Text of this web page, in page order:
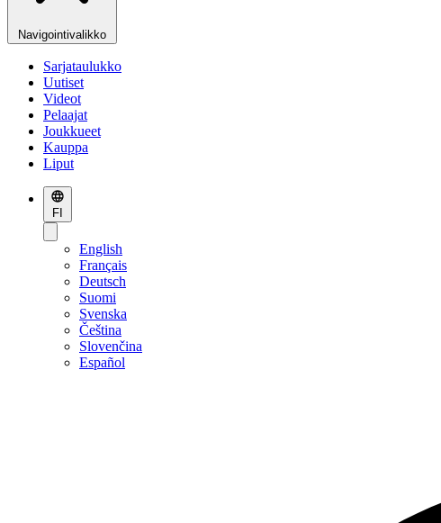
Navigointivalikko
Sarjataulukko
Uutiset
Videot
Pelaajat
Joukkueet
Kauppa
Liput
FI
English
Français
Deutsch
Suomi
Svenska
Čeština
Slovenčina
Español